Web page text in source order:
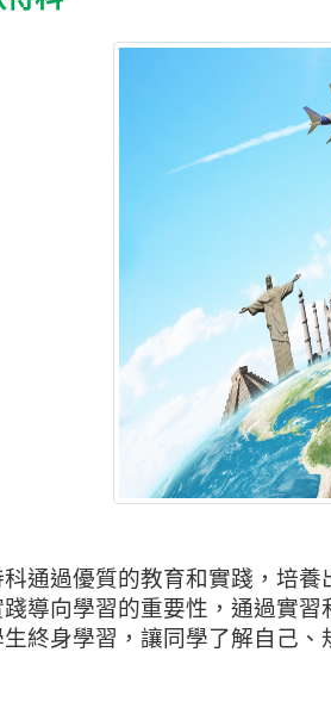
通過優質的教育和實踐，培
踐導向學習的重要性，通過實
終身學習，讓同學了解自己、